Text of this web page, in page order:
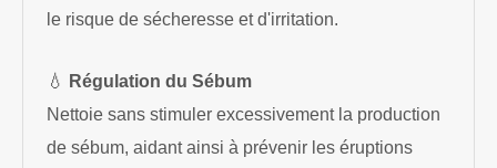
le risque de sécheresse et d'irritation.
💧 Régulation du Sébum
Nettoie sans stimuler excessivement la production
de sébum, aidant ainsi à prévenir les éruptions